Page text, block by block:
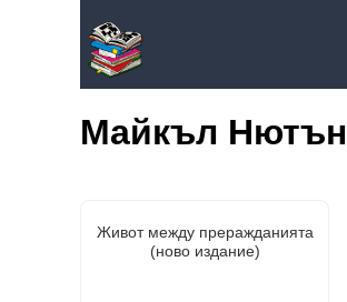
Майкъл Нютън
Живот между преражданията
(ново издание)